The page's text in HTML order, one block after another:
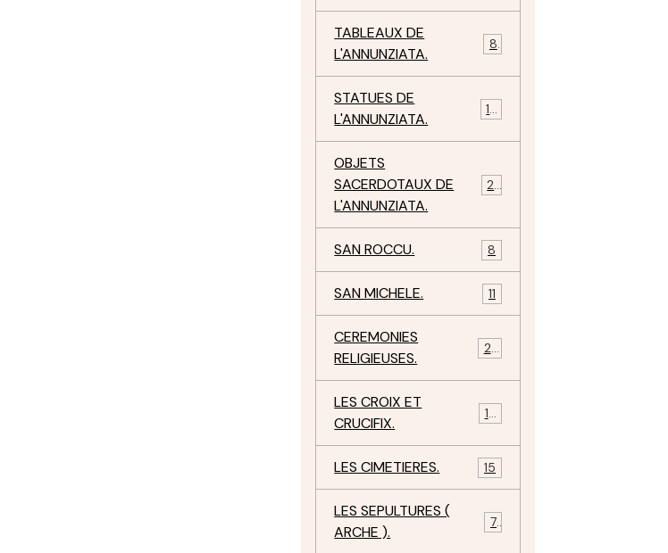
TABLEAUX DE
L'ANNUNZIATA.
8
STATUES DE
L'ANNUNZIATA.
15
OBJETS
SACERDOTAUX DE
L'ANNUNZIATA.
24
SAN ROCCU. 8
SAN MICHELE. 11
CEREMONIES
RELIGIEUSES.
23
LES CROIX ET
CRUCIFIX.
18
LES CIMETIERES. 15
LES SEPULTURES (
ARCHE ).
7